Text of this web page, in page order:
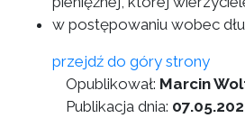
w postępowaniu wobec
przejdź do góry strony
Opublikował: Marcin
Publikacja dnia: